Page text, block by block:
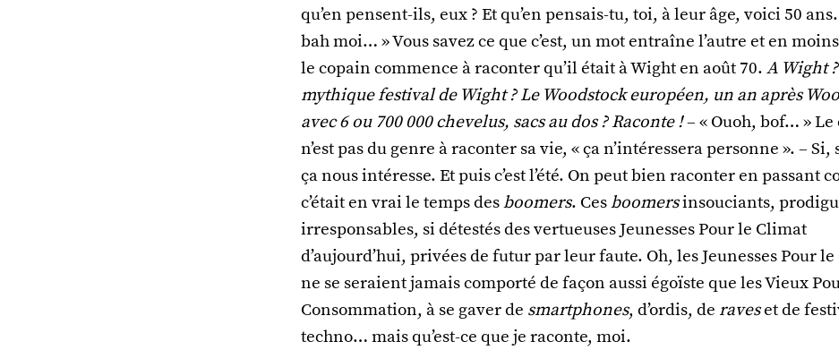
qu’en pensent-ils, eux ? Et qu’en pensais-tu, toi, à leur âge, voici 50 ans.
bah moi… » Vous savez ce que c’est, un mot entraîne l’autre et en
le copain commence à raconter qu’il était à Wight en août 70.A Wight
mythique festival de Wight ? Le Woodstock européen, un an après
avec 6 ou 700 000 chevelus, sacs au dos ? Raconte !– « Ouoh, bof… » Le
n’est pas du genre à raconter sa vie, « ça n’intéressera personne ». – Si,
ça nous intéresse. Et puis c’est l’été. On peut bien raconter en passant
c’était en vrai le temps desboomers. Cesboomersinsouciants,
irresponsables, si détestés des vertueuses Jeunesses Pour le Climat
d’aujourd’hui, privées de futur par leur faute. Oh, les Jeunesses Pour
ne se seraient jamais comporté de façon aussi égoïste que les Vieux
Consommation, à se gaver de smartphones, d’ordis, de raveset de
techno… mais qu’est-ce que je raconte, moi.